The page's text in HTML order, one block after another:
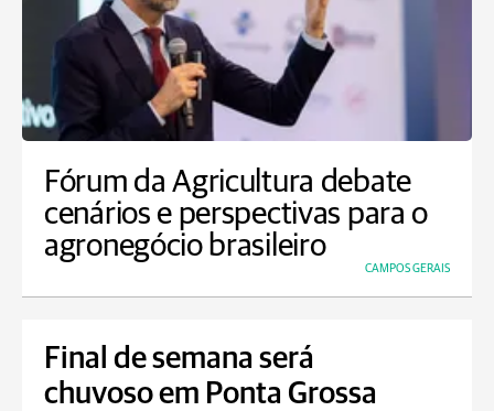
Fórum da Agricultura debate
cenários e perspectivas para o
agronegócio brasileiro
CAMPOS GERAIS
Final de semana será
chuvoso em Ponta Grossa